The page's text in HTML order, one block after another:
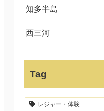
知多半島
西三河
Tag
レジャー・体験